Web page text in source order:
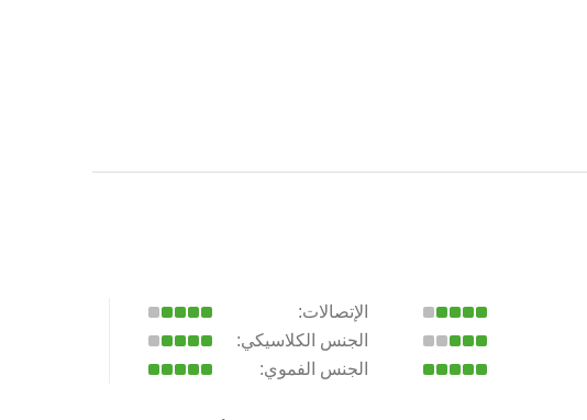
الإتصالات:
الجنس الكلاسيكي:
الجنس الفموي: